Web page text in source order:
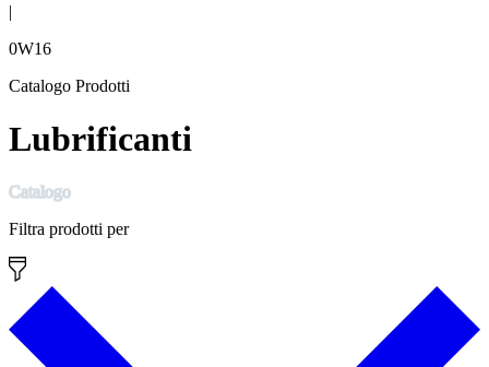
|
0W16
Catalogo Prodotti
Lubrificanti
Catalogo
Filtra prodotti per